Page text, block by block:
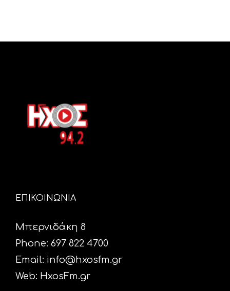
ΕΠΙΚΟΙΝΩΝΙΑ
Μπερνιδάκη 8
Phone: 697 822 4700
Email: info@hxosfm.gr
Web: HxosFm.gr